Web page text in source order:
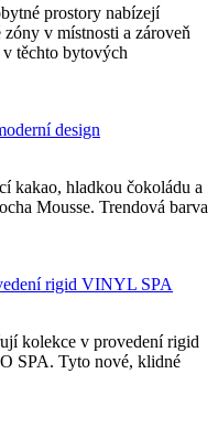
prostory nabízejí
v místnosti a zároveň
těchto bytových
design
kakao, hladkou čokoládu a
Mousse. Trendová barva
rigid VINYL SPA
kolekce v provedení rigid
SPA. Tyto nové, klidné